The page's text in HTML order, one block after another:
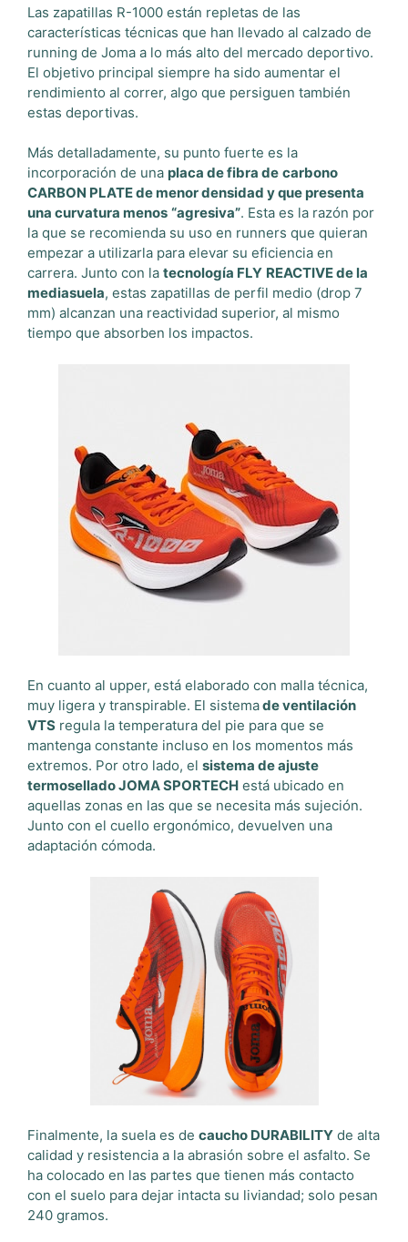
Las zapatillas R-1000 están repletas de las
características técnicas que han llevado al calzado de
running de Joma a lo más alto del mercado deportivo.
El objetivo principal siempre ha sido aumentar el
rendimiento al correr, algo que persiguen también
estas deportivas.
Más detalladamente, su punto fuerte es la
incorporación de una placa de fibra de carbono
CARBON PLATE de menor densidad y que presenta
una curvatura menos “agresiva”. Esta es la razón por
la que se recomienda su uso en runners que quieran
empezar a utilizarla para elevar su eficiencia en
carrera. Junto con la tecnología FLY REACTIVE de la
mediasuela, estas zapatillas de perfil medio (drop 7
mm) alcanzan una reactividad superior, al mismo
tiempo que absorben los impactos.
En cuanto al upper, está elaborado con malla técnica,
muy ligera y transpirable. El sistemade ventilación
VTS regula la temperatura del pie para que se
mantenga constante incluso en los momentos más
extremos. Por otro lado, el sistema de ajuste
termosellado JOMA SPORTECH está ubicado en
aquellas zonas en las que se necesita más sujeción.
Junto con el cuello ergonómico, devuelven una
adaptación cómoda.
Finalmente, la suela es de caucho DURABILITY de alta
calidad y resistencia a la abrasión sobre el asfalto. Se
ha colocado en las partes que tienen más contacto
con el suelo para dejar intacta su liviandad; solo pesan
240 gramos.